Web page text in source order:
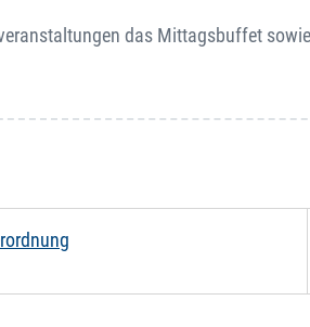
das Mittagsbuffet sowie